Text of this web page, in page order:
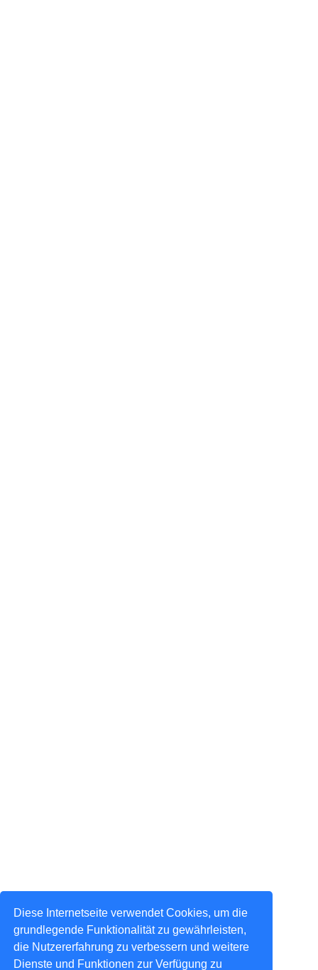
Diese Internetseite verwendet Cookies, um die
grundlegende Funktionalität zu gewährleisten,
die Nutzererfahrung zu verbessern und weitere
Dienste und Funktionen zur Verfügung zu